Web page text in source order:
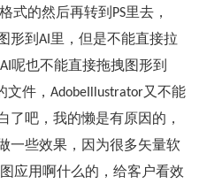
式的然后再转到PS里去，
形到AI里，但是不能直接拉
呢也不能直接拖拽图形到
文件，AdobeIllustrator又不能
了吧，我的懒是有原因的，
一些效果，因为很多矢量软
应用啊什么的，给客户看效